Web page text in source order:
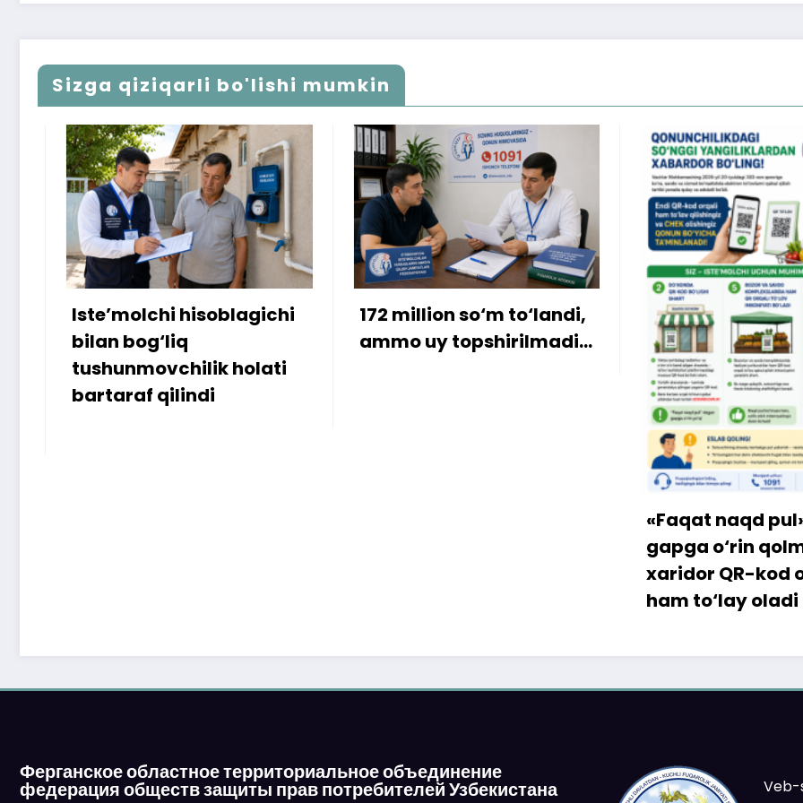
Sizga qiziqarli bo'lishi mumkin
Iste’molchi hisoblagichi
bilan bog‘liq
tushunmovchilik holati
bartaraf qilindi
172 million so‘m to‘landi,
ammo uy topshirilmadi…
«Faqat naqd pul»
gapga o‘rin
xaridor QR-kod
ham to‘lay oladi
Ферганское областное территориальное объединение
федерация обществ защиты прав потребителей Узбекистана
Veb-